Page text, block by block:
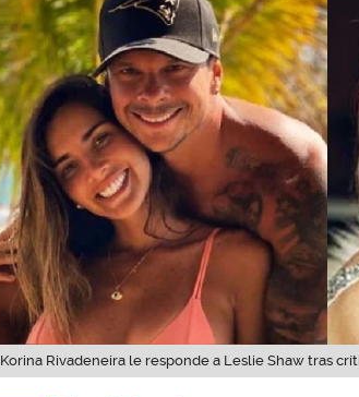
Korina Rivadeneira le responde a Leslie Shaw tras